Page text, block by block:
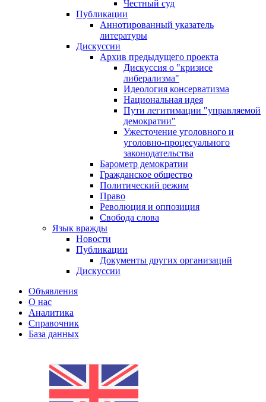
Честный суд
Публикации
Аннотированный указатель
литературы
Дискуссии
Архив предыдущего проекта
Дискуссия о "кризисе
либерализма"
Идеология консерватизма
Национальная идея
Пути легитимации "управляемой
демократии"
Ужесточение уголовного и
уголовно-процесуального
законодательства
Барометр демократии
Гражданское общество
Политический режим
Право
Революция и оппозиция
Свобода слова
Язык вражды
Новости
Публикации
Документы других организаций
Дискуссии
Объявления
О нас
Аналитика
Справочник
База данных